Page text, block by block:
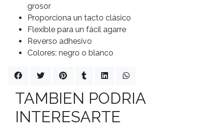
grosor
Proporciona un tacto clásico
Flexible para un fácil agarre
Reverso adhesivo
Colores: negro o blanco
TAMBIEN PODRIA
INTERESARTE